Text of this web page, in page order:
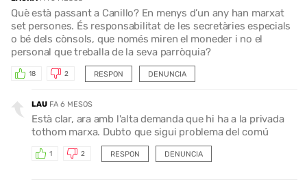
Què està passant a Canillo? En menys d’un any han marxat
set persones. És responsabilitat de les secretàries especials
o bé dels cònsols, que només miren el moneder i no el
personal que treballa de la seva parròquia?
RESPON
18 2 DENUNCIA
LAU FA 6 MESOS
Està clar, ara amb l'alta demanda que hi ha a la privada
tothom marxa. Dubto que sigui problema del comú
RESPON
1 2 DENUNCIA